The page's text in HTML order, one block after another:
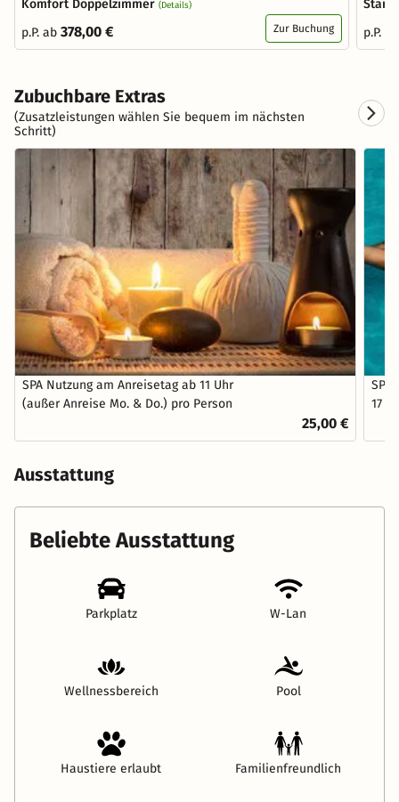
Komfort Doppelzimmer (Details)
p.P. ab 378,00 € Zur Buchung
p.P.
Zubuchbare Extras
(Zusatzleistungen wählen Sie bequem im nächsten
Schritt)
SPA Nutzung am Anreisetag ab 11 Uhr
(außer Anreise Mo. & Do.) pro Person
25,00 €
17
Ausstattung
Beliebte Ausstattung
Parkplatz W-Lan
Wellnessbereich Pool
Haustiere erlaubt Familienfreundlich